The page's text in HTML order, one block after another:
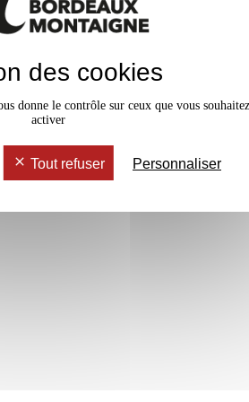
des cookies
donne le contrôle sur ceux que vous
activer
Tout refuser Personnaliser